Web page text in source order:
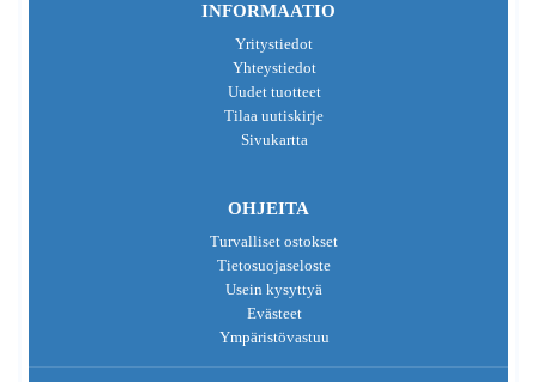
INFORMAATIO
Yritystiedot
Yhteystiedot
Uudet tuotteet
Tilaa uutiskirje
Sivukartta
OHJEITA
Turvalliset ostokset
Tietosuojaseloste
Usein kysyttyä
Evästeet
Ympäristövastuu